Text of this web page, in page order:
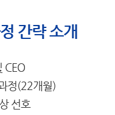
간략 소개
정(22개월)
선호